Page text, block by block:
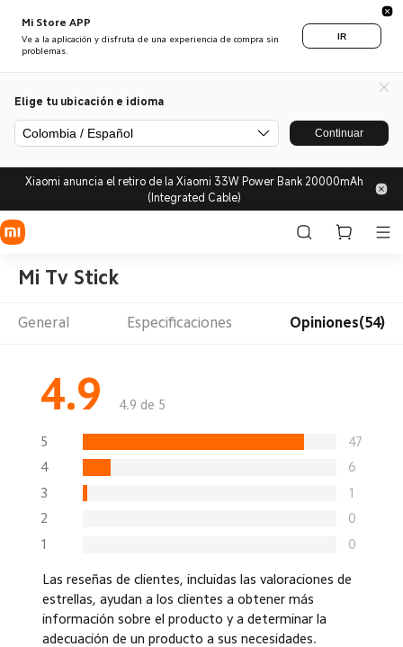
Mi Store APP
Ve a la aplicación y disfruta de una experiencia de compra sin
problemas.
IR
Elige tu ubicación e idioma
Colombia / Español Continuar
Xiaomi anuncia el retiro de la Xiaomi 33W Power Bank 20000mAh
(Integrated Cable)
Mi Tv Stick
General Especificaciones Opiniones(54)
4.9 4.9 de 5
5
47
4
6
3
1
2
0
1
0
Las reseñas de clientes, incluidas las valoraciones de
estrellas, ayudan a los clientes a obtener más
información sobre el producto y a determinar la
adecuación de un producto a sus necesidades.